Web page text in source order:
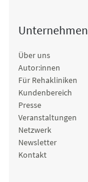
Unternehmen
Über uns
Autor:innen
Für Rehakliniken
Kundenbereich
Presse
Veranstaltungen
Netzwerk
Newsletter
Kontakt